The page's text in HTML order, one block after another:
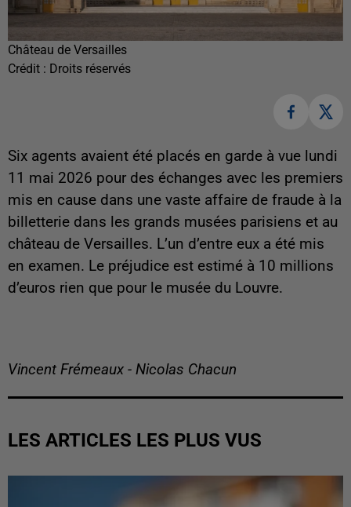
Château de Versailles
Crédit : Droits réservés
Six agents avaient été placés en garde à vue lundi
11 mai 2026 pour des échanges avec les premiers
mis en cause dans une vaste affaire de fraude à la
billetterie dans les grands musées parisiens et au
château de Versailles. L’un d’entre eux a été mis
en examen. Le préjudice est estimé à 10 millions
d’euros rien que pour le musée du Louvre.
Vincent Frémeaux - Nicolas Chacun
LES ARTICLES LES PLUS VUS